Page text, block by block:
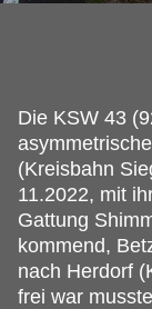
Die KSW 43
(Kreisbahn
11.2022, mit
Gattung
kommend,
nach Herdorf
frei war